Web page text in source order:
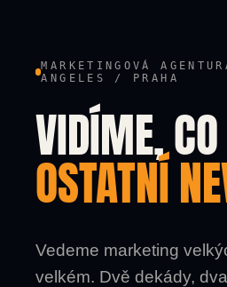
MARKETINGOVÁ
ANGELES / PRAHA
VIDÍME, CO
OSTATNÍ
Vedeme marketing
velkém. Dvě dekády,